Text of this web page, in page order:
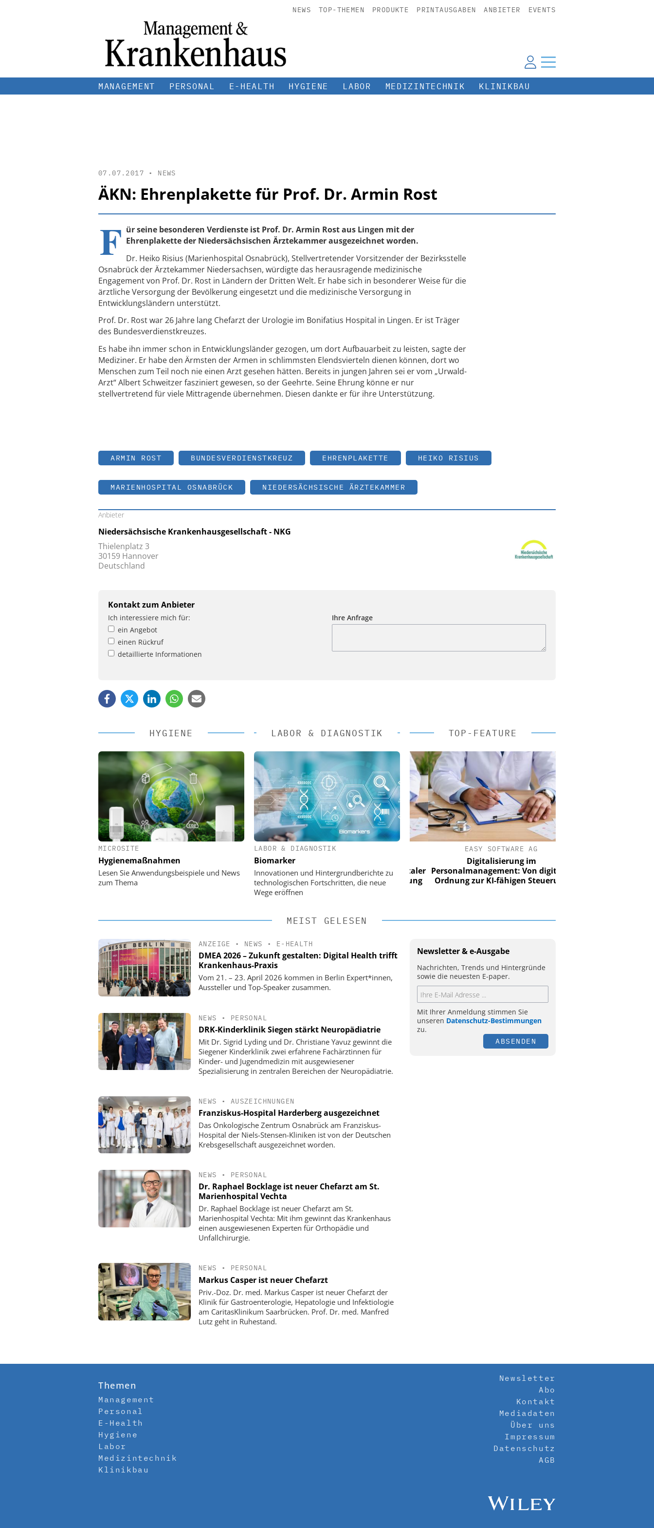
NEWS TOP-THEMEN PRODUKTE PRINTAUSGABEN ANBIETER EVENTS
MANAGEMENT PERSONAL E-HEALTH HYGIENE LABOR MEDIZINTECHNIK KLINIKBAU
07.07.2017 • NEWS
ÄKN: Ehrenplakette für Prof. Dr. Armin Rost
F ür seine besonderen Verdienste ist Prof. Dr. Armin Rost aus Lingen mit der
Ehrenplakette der Niedersächsischen Ärztekammer ausgezeichnet worden.
Dr. Heiko Risius (Marienhospital Osnabrück), Stellvertretender Vorsitzender der Bezirksstelle
Osnabrück der Ärztekammer Niedersachsen, würdigte das herausragende medizinische
Engagement von Prof. Dr. Rost in Ländern der Dritten Welt. Er habe sich in besonderer Weise für die
ärztliche Versorgung der Bevölkerung eingesetzt und die medizinische Versorgung in
Entwicklungsländern unterstützt.
Prof. Dr. Rost war 26 Jahre lang Chefarzt der Urologie im Bonifatius Hospital in Lingen. Er ist Träger
des Bundesverdienstkreuzes.
Es habe ihn immer schon in Entwicklungsländer gezogen, um dort Aufbauarbeit zu leisten, sagte der
Mediziner. Er habe den Ärmsten der Armen in schlimmsten Elendsvierteln dienen können, dort wo
Menschen zum Teil noch nie einen Arzt gesehen hätten. Bereits in jungen Jahren sei er vom „Urwald-
Arzt“ Albert Schweitzer fasziniert gewesen, so der Geehrte. Seine Ehrung könne er nur
stellvertretend für viele Mittragende übernehmen. Diesen dankte er für ihre Unterstützung.
ARMIN ROST BUNDESVERDIENSTKREUZ EHRENPLAKETTE HEIKO RISIUS
MARIENHOSPITAL OSNABRÜCK NIEDERSÄCHSISCHE ÄRZTEKAMMER
Anbieter
Niedersächsische Krankenhausgesellschaft - NKG
Thielenplatz 3
30159 Hannover
Deutschland
Kontakt zum Anbieter
Ich interessiere mich für:
ein Angebot
einen Rückruf
detaillierte Informationen
Ihre Anfrage
HYGIENE
MICROSITE
Hygienemaßnahmen
Lesen Sie Anwendungsbeispiele und News
zum Thema
LABOR & DIAGNOSTIK
LABOR & DIAGNOSTIK
Biomarker
Innovationen und Hintergrundberichte zu
technologischen Fortschritten, die neue
Wege eröffnen
TOP-FEATURE
Digitalisierung im
Personalmanagement: Von digitaler
Ordnung zur KI-fähigen Steuerung
EASY SOFTWARE AG
Personalmanagement: Von digitaler
Ordnung zur KI-fähigen Steuerung
EASY SOFTWARE AG
Digitalisierung im
Personalmanagement: Von digitaler
Ordnung zur KI-fähigen Steuerung
MEIST GELESEN
ANZEIGE • NEWS • E-HEALTH
DMEA 2026 – Zukunft gestalten: Digital Health trifft
Krankenhaus-Praxis
Vom 21. – 23. April 2026 kommen in Berlin Expert*innen,
Aussteller und Top-Speaker zusammen.
NEWS • PERSONAL
DRK-Kinderklinik Siegen stärkt Neuropädiatrie
Mit Dr. Sigrid Lyding und Dr. Christiane Yavuz gewinnt die
Siegener Kinderklinik zwei erfahrene Fachärztinnen für
Kinder- und Jugendmedizin mit ausgewiesener
Spezialisierung in zentralen Bereichen der Neuropädiatrie.
NEWS • AUSZEICHNUNGEN
Franziskus-Hospital Harderberg ausgezeichnet
Das Onkologische Zentrum Osnabrück am Franziskus-
Hospital der Niels-Stensen-Kliniken ist von der Deutschen
Krebsgesellschaft ausgezeichnet worden.
NEWS • PERSONAL
Dr. Raphael Bocklage ist neuer Chefarzt am St.
Marienhospital Vechta
Dr. Raphael Bocklage ist neuer Chefarzt am St.
Marienhospital Vechta: Mit ihm gewinnt das Krankenhaus
einen ausgewiesenen Experten für Orthopädie und
Unfallchirurgie.
NEWS • PERSONAL
Markus Casper ist neuer Chefarzt
Priv.-Doz. Dr. med. Markus Casper ist neuer Chefarzt der
Klinik für Gastroenterologie, Hepatologie und Infektiologie
am CaritasKlinikum Saarbrücken. Prof. Dr. med. Manfred
Lutz geht in Ruhestand.
Newsletter & e-Ausgabe
Nachrichten, Trends und Hintergründe
sowie die neuesten E-paper.
Mit Ihrer Anmeldung stimmen Sie
unseren Datenschutz-Bestimmungen
zu.
ABSENDEN
Themen
Management
Personal
E-Health
Hygiene
Labor
Medizintechnik
Klinikbau
Newsletter
Abo
Kontakt
Mediadaten
Über uns
Impressum
Datenschutz
AGB